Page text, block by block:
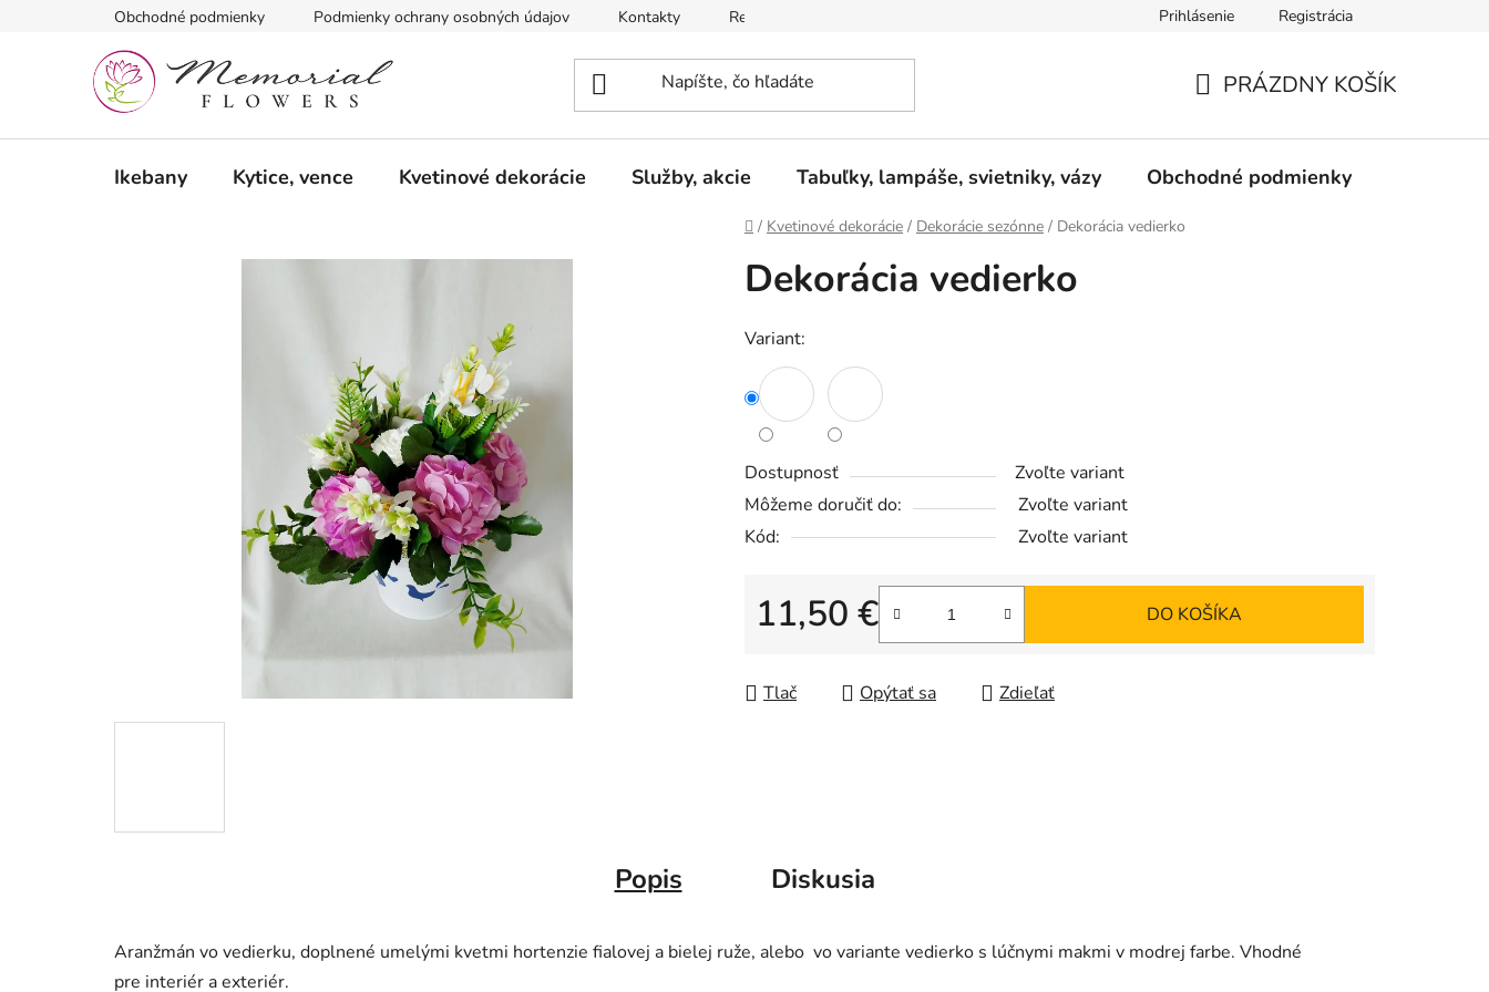
Obchodné podmienky Podmienky ochrany osobných údajov Kontakty Reklamačný poriadok Formulár pre odstúpenie od zmluvy +421 952 102 202
Prihlásenie Registrácia
KOŠÍK
PRÁZDNY KOŠÍK
Ikebany Kytice, vence Kvetinové dekorácie Služby, akcie Tabuľky, lampáše, svietniky, vázy Obchodné podmienky
Domov
/ Kvetinové dekorácie / Dekorácie sezónne / Dekorácia vedierko
Dekorácia vedierko
Variant:
Dostupnosť
Zvoľte variant
Môžeme doručiť do:
Zvoľte variant
Kód:
Zvoľte variant
11,50 €
Jednotková cena:
DO KOŠÍKA
Tlač Opýtať sa Zdieľať
Popis Diskusia
Aranžmán vo vedierku, doplnené umelými kvetmi hortenzie fialovej a bielej ruže, alebo vo variante vedierko s lúčnymi makmi v modrej farbe. Vhodné
pre interiér a exteriér.